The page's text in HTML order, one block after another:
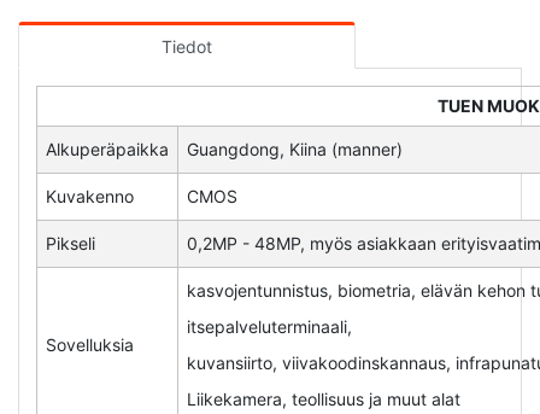
Tiedot
TUEN
Alkuperäpaikka Guangdong, Kiina (manner)
Kuvakenno CMOS
Pikseli 0,2MP - 48MP, myös asiakkaan
Sovelluksia
kasvojentunnistus, biometria, elävän kehon
itsepalveluterminaali,
kuvansiirto, viivakoodinskannaus,
Liikekamera, teollisuus ja muut alat